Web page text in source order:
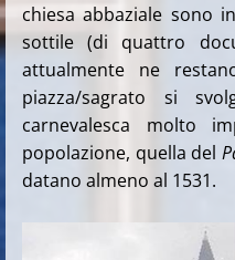
chiesa abbaziale sono
sottile (di quattro
attualmente ne
piazza/sagrato si
carnevalesca molto
popolazione, quella del
datano almeno al 1531.